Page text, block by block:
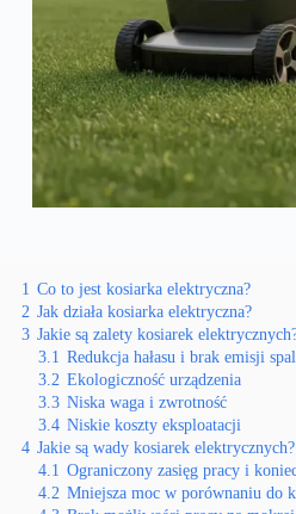
1 Co to jest kosiarka elektryczna?
2 Jak działa kosiarka elektryczna?
3 Jakie są zalety kosiarek
3.1 Redukcja hałasu i brak emisji
3.2 Ekologiczność urządzenia
3.3 Niska waga i zwrotność
3.4 Niskie koszty eksploatacji
4 Jakie są wady kosiarek elektrycznych?
4.1 Ograniczony zasięg pracy i
4.2 Mniejsza moc w porównaniu do